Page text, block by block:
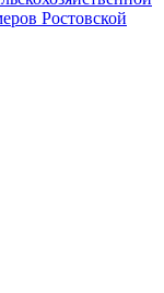
Ростовской